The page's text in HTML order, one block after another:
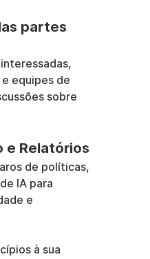
partes
equipes de
sobre
e Relatórios
de políticas,
IA para
e
à sua